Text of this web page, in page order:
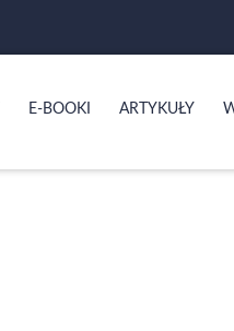
E-BOOKI ARTYKUŁY